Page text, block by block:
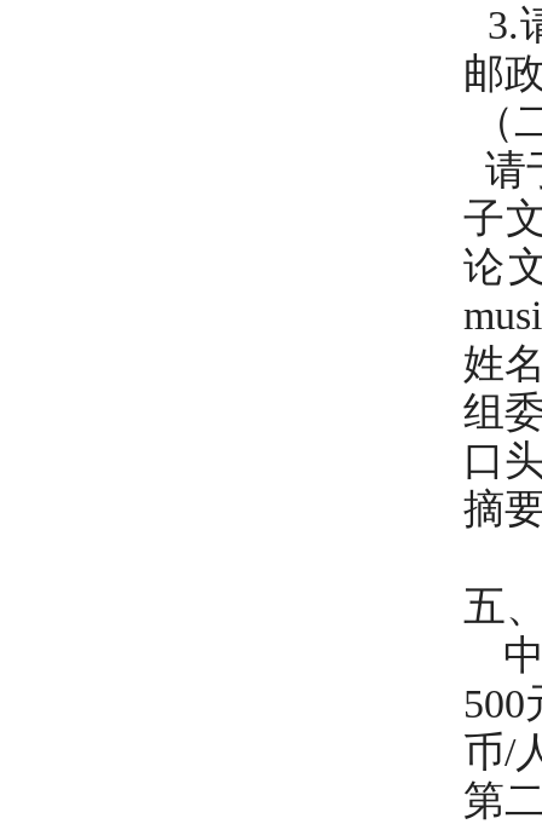
3.
邮
请
子
论
姓
组
口
摘
五
中
币/
第